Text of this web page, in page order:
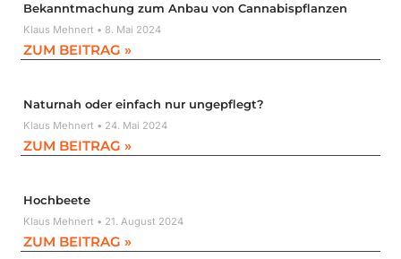
Bekanntmachung zum Anbau von Cannabispflanzen
Klaus Mehnert 8. Mai 2024
ZUM BEITRAG »
Naturnah oder einfach nur ungepflegt?
Klaus Mehnert 24. Mai 2024
ZUM BEITRAG »
Hochbeete
Klaus Mehnert 21. August 2024
ZUM BEITRAG »